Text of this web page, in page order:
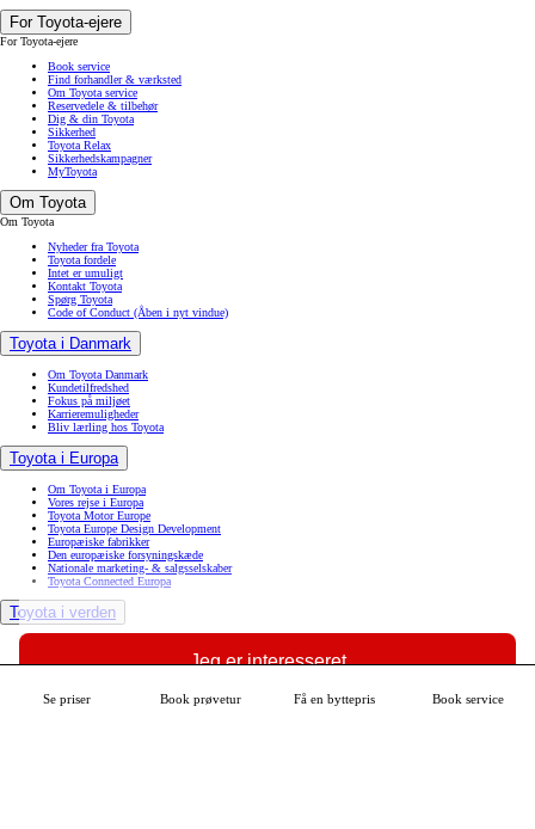
Se priser Book prøvetur Få en byttepris Book service
Jeg er interesseret
Se mere om din bil
For Toyota-ejere
For Toyota-ejere
Book service
Find forhandler & værksted
Om Toyota service
Reservedele & tilbehør
Dig & din Toyota
Sikkerhed
Toyota Relax
Sikkerhedskampagner
MyToyota
Om Toyota
Om Toyota
Nyheder fra Toyota
Toyota fordele
Intet er umuligt
Kontakt Toyota
Spørg Toyota
Code of Conduct (Åben i nyt vindue)
Toyota i Danmark
Om Toyota Danmark
Kundetilfredshed
Fokus på miljøet
Karrieremuligheder
Bliv lærling hos Toyota
Toyota i Europa
Om Toyota i Europa
Vores rejse i Europa
Toyota Motor Europe
Toyota Europe Design Development
Europæiske fabrikker
Den europæiske forsyningskæde
Nationale marketing- & salgsselskaber
Toyota Connected Europa
Toyota i verden
Toyota kvalitet
Innovation